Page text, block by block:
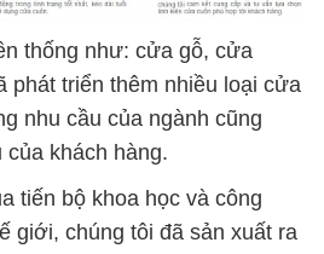
thống như: cửa gỗ, cửa
phát triển thêm nhiều loại cửa
nhu cầu của ngành cũng
khách hàng.
tiến bộ khoa học và công
giới, chúng tôi đã sản xuất ra